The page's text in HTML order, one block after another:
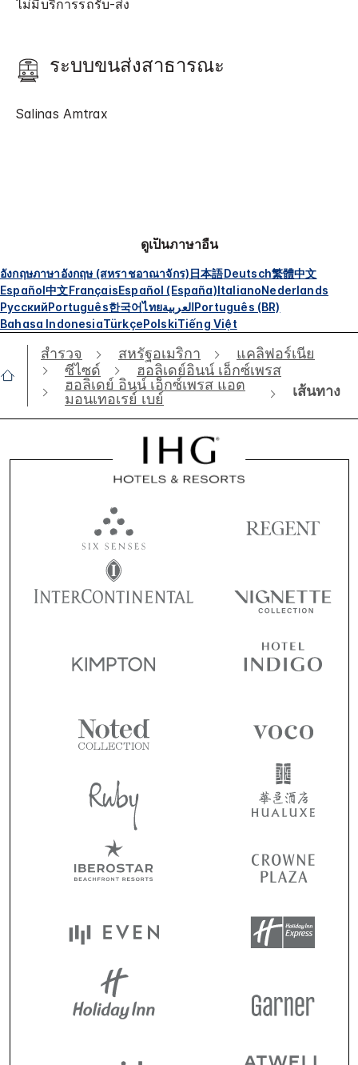
ไม่มีบริการรถรับ-ส่ง
ระบบขนส่งสาธารณะ
Salinas Amtrax
ดูเป็นภาษาอื่น
อังกฤษภาษาอังกฤษ (สหราชอาณาจักร)日本語Deutsch繁體中文
Español中文FrançaisEspañol (España)ItalianoNederlands
РусскийPortuguês한국어ไทยالعربيةPortuguês (BR)
Bahasa IndonesiaTürkçePolskiTiếng Việt
สำรวจ สหรัฐอเมริกา
แคลิฟอร์เนีย
ซีไซด์
ฮอลิเดย์อินน์ เอ็กซ์เพรส
ฮอลิเดย์ อินน์ เอ็กซ์เพรส แอต
มอนเทอเรย์ เบย์
เส้นทาง